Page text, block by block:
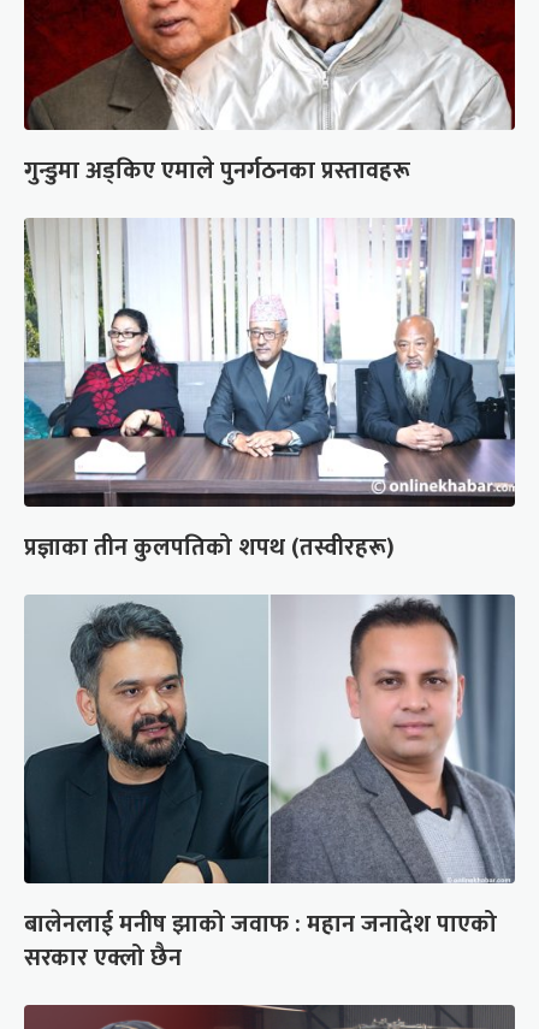
गुन्डुमा अड्किए एमाले पुनर्गठनका प्रस्तावहरू
प्रज्ञाका तीन कुलपतिको शपथ (तस्वीरहरू)
बालेनलाई मनीष झाको जवाफ : महान जनादेश पाएको
सरकार एक्लो छैन